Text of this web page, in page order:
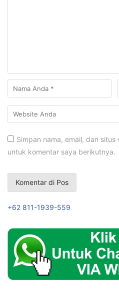
Simpan nama, email, dan
untuk komentar saya berikutnya.
+62 811-1939-559